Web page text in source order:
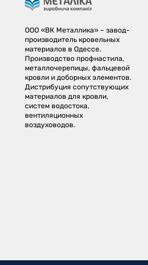
ООО «ВК Металлика» – завод-
производитель кровельных
материалов в Одессе.
Производство профнастила,
металлочерепицы, фальцевой
кровли и доборных элементов.
Дистрибуция сопутствующих
материалов для кровли,
систем водостока,
вентиляционных
воздуховодов.